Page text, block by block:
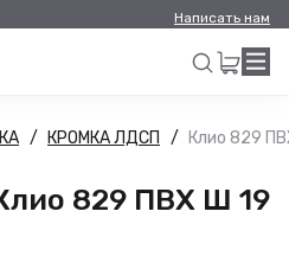
Написать нам
Искать
КРОМКА ЛДСП Клио 829
829 ПВХ Ш 19